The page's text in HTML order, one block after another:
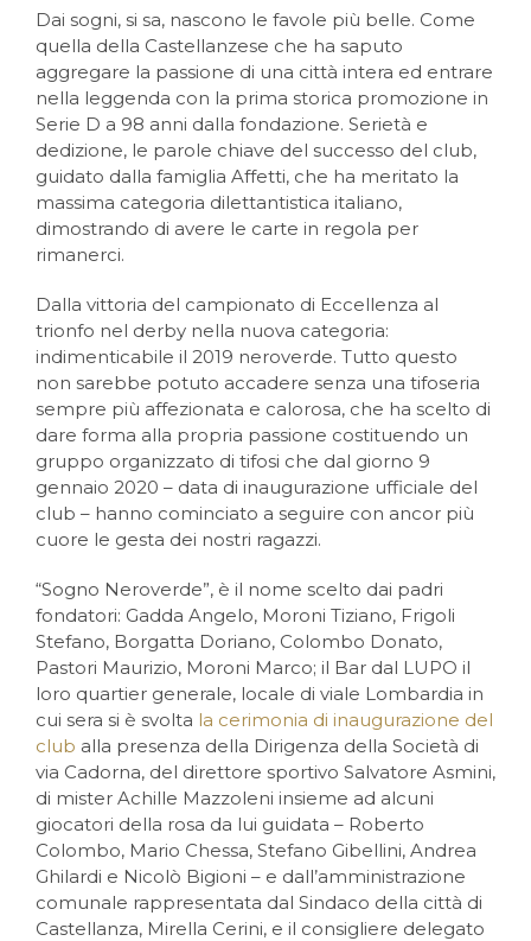
Dai sogni, si sa, nascono le favole più belle. Come
quella della Castellanzese che ha saputo
aggregare la passione di una città intera ed entrare
nella leggenda con la prima storica promozione in
Serie D a 98 anni dalla fondazione. Serietà e
dedizione, le parole chiave del successo del club,
guidato dalla famiglia Affetti, che ha meritato la
massima categoria dilettantistica italiano,
dimostrando di avere le carte in regola per
rimanerci.
Dalla vittoria del campionato di Eccellenza al
trionfo nel derby nella nuova categoria:
indimenticabile il 2019 neroverde. Tutto questo
non sarebbe potuto accadere senza una tifoseria
sempre più affezionata e calorosa, che ha scelto di
dare forma alla propria passione costituendo un
gruppo organizzato di tifosi che dal giorno 9
gennaio 2020 – data di inaugurazione ufficiale del
club – hanno cominciato a seguire con ancor più
cuore le gesta dei nostri ragazzi.
“Sogno Neroverde”, è il nome scelto dai padri
fondatori: Gadda Angelo, Moroni Tiziano, Frigoli
Stefano, Borgatta Doriano, Colombo Donato,
Pastori Maurizio, Moroni Marco; il Bar dal LUPO il
loro quartier generale, locale di viale Lombardia in
cui sera si è svolta la cerimonia di inaugurazione del
club alla presenza della Dirigenza della Società di
via Cadorna, del direttore sportivo Salvatore Asmini,
di mister Achille Mazzoleni insieme ad alcuni
giocatori della rosa da lui guidata – Roberto
Colombo, Mario Chessa, Stefano Gibellini, Andrea
Ghilardi e Nicolò Bigioni – e dall’amministrazione
comunale rappresentata dal Sindaco della città di
Castellanza, Mirella Cerini, e il consigliere delegato